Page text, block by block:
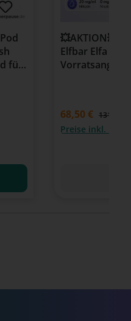
für
💥AKTION💥
Elfbar Elfa
68,50 € 131,89 €
Preise inkl.